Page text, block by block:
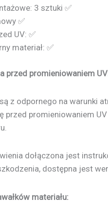
3 sztuki ✅
✅
UV: ✅
materiał: ✅
przed promieniowaniem
są z odpornego na warunki
przed promieniowaniem
dołączona jest
dostępna jest
materiału: